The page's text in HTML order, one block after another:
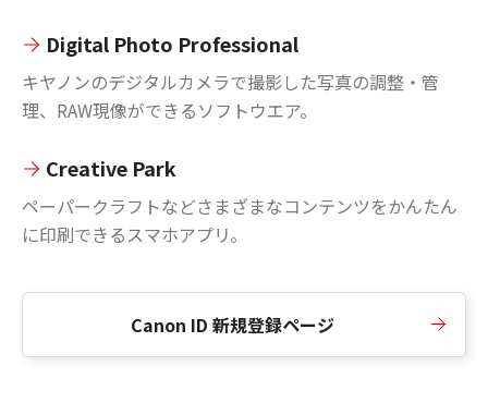
Digital Photo Professional
キヤノンのデジタルカメラで撮影した写真の調整・管
理、RAW現像ができるソフトウエア。
Creative Park
ペーパークラフトなどさまざまなコンテンツをかんたん
に印刷できるスマホアプリ。
Canon ID 新規登録ページ